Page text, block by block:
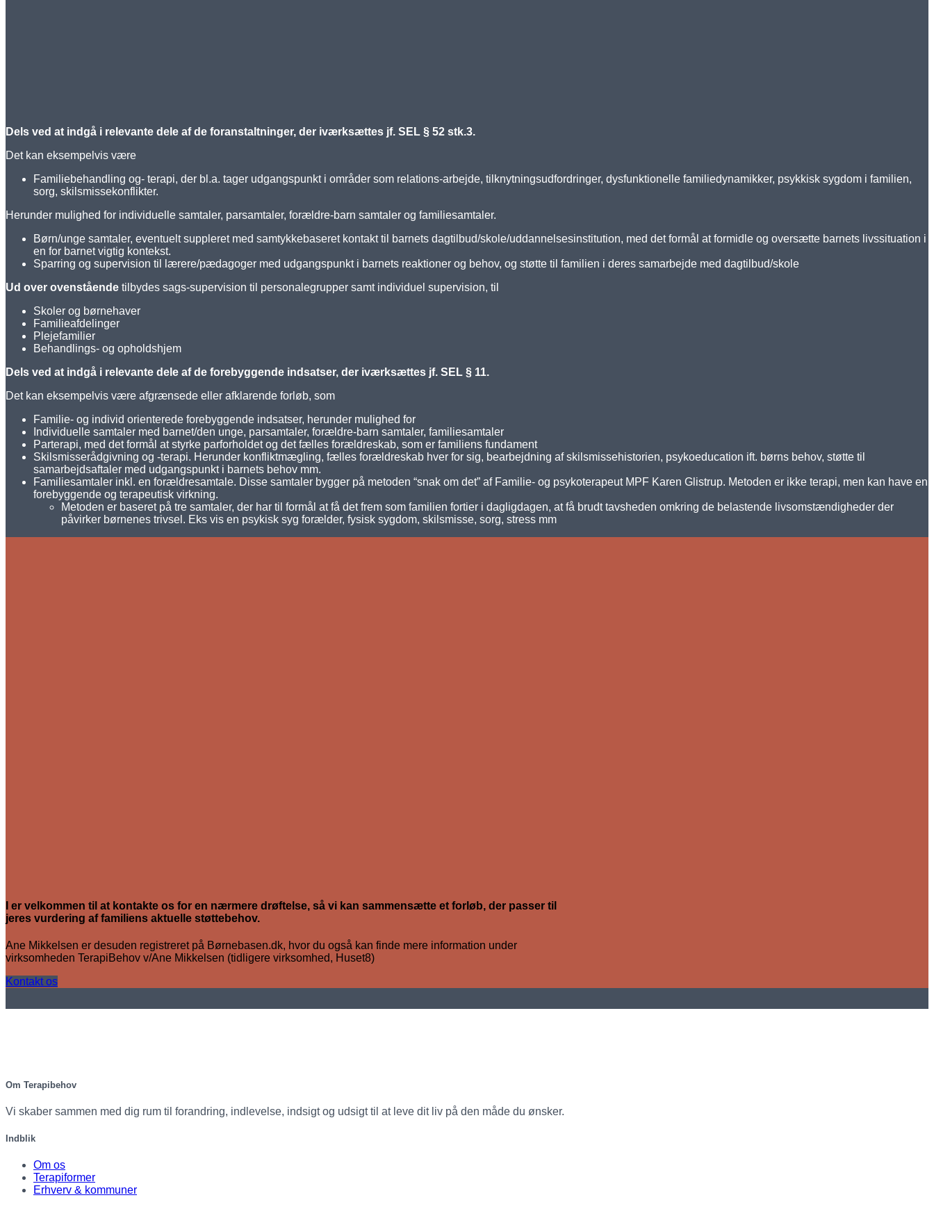
Dels ved at indgå i relevante dele af de foranstaltninger, der iværksættes jf. SEL § 52 stk.3.
Det kan eksempelvis være
Familiebehandling og- terapi, der bl.a. tager udgangspunkt i områder som relations-arbejde, tilknytningsudfordringer, dysfunktionelle familiedynamikker, psykkisk sygdom i familien,
sorg, skilsmissekonflikter.
Herunder mulighed for individuelle samtaler, parsamtaler, forældre-barn samtaler og familiesamtaler.
Børn/unge samtaler, eventuelt suppleret med samtykkebaseret kontakt til barnets dagtilbud/skole/uddannelsesinstitution, med det formål at formidle og oversætte barnets livssituation i
en for barnet vigtig kontekst.
Sparring og supervision til lærere/pædagoger med udgangspunkt i barnets reaktioner og behov, og støtte til familien i deres samarbejde med dagtilbud/skole
Ud over ovenstående tilbydes sags-supervision til personalegrupper samt individuel supervision, til
Skoler og børnehaver
Familieafdelinger
Plejefamilier
Behandlings- og opholdshjem
Dels ved at indgå i relevante dele af de forebyggende indsatser, der iværksættes jf. SEL § 11.
Det kan eksempelvis være afgrænsede eller afklarende forløb, som
Familie- og individ orienterede forebyggende indsatser, herunder mulighed for
Individuelle samtaler med barnet/den unge, parsamtaler, forældre-barn samtaler, familiesamtaler
Parterapi, med det formål at styrke parforholdet og det fælles forældreskab, som er familiens fundament
Skilsmisserådgivning og -terapi. Herunder konfliktmægling, fælles forældreskab hver for sig, bearbejdning af skilsmissehistorien, psykoeducation ift. børns behov, støtte til
samarbejdsaftaler med udgangspunkt i barnets behov mm.
Familiesamtaler inkl. en forældresamtale. Disse samtaler bygger på metoden “snak om det” af Familie- og psykoterapeut MPF Karen Glistrup. Metoden er ikke terapi, men kan have en
forebyggende og terapeutisk virkning.
Metoden er baseret på tre samtaler, der har til formål at få det frem som familien fortier i dagligdagen, at få brudt tavsheden omkring de belastende livsomstændigheder der
påvirker børnenes trivsel. Eks vis en psykisk syg forælder, fysisk sygdom, skilsmisse, sorg, stress mm
I er velkommen til at kontakte os for en nærmere drøftelse, så vi kan sammensætte et forløb, der passer til
jeres vurdering af familiens aktuelle støttebehov.
Ane Mikkelsen er desuden registreret på Børnebasen.dk, hvor du også kan finde mere information under
virksomheden TerapiBehov v/Ane Mikkelsen (tidligere virksomhed, Huset8)
Kontakt os
Om Terapibehov
Vi skaber sammen med dig rum til forandring, indlevelse, indsigt og udsigt til at leve dit liv på den måde du ønsker.
Indblik
Om os
Terapiformer
Erhverv & kommuner